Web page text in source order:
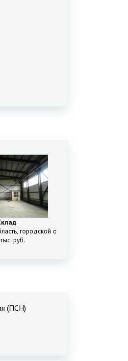
округ, Калининград, Добролюбова ул, 48
городской округ Лобня, Лобня,
руб.
(ПСН)